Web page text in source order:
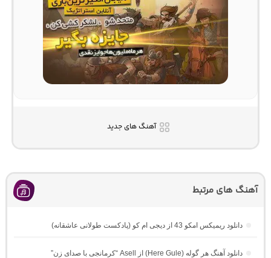
آهنگ های جدید
آهنگ های مرتبط
دانلود ریمیکس امکو 43 از دیجی ام کو (پادکست طولانی عاشقانه)
دانلود آهنگ هر گوله (Here Gule) از Asell “کرمانجی با صدای زن”